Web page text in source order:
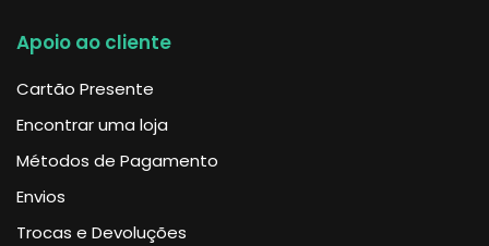
Apoio ao cliente
Cartão Presente
Encontrar uma loja
Métodos de Pagamento
Envios
Trocas e Devoluções